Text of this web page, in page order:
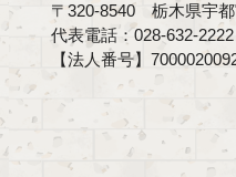
〒320-8540 栃木県宇
代表電話：028-632-
【法人番号】